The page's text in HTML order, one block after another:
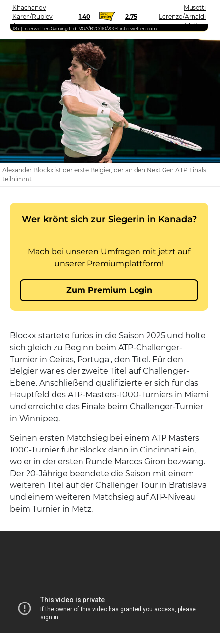
Khachanov
Karen/Rublev
Andrey
1.40 2.75
Musetti
Lorenzo/Arnaldi
Matteo
18+ | Interwetten Gaming Ltd. MGA/B2C/110/2004 interwetten.com
Alexander Blockx ist der erste Belgier, der an den Next Gen ATP Finals
teilnimmt.
Blockx startete furios in die Saison 2025 und holte
sich gleich zu Beginn beim ATP-Challenger-
Turnier in Oeiras, Portugal, den Titel. Für den
Belgier war es der zweite Titel auf Challenger-
Ebene. Anschließend qualifizierte er sich für das
Hauptfeld des ATP-Masters-1000-Turniers in Miami
und erreichte das Finale beim Challenger-Turnier
in Winnipeg.
Seinen ersten Matchsieg bei einem ATP Masters
1000-Turnier fuhr Blockx dann in Cincinnati ein,
wo er in der ersten Runde Marcos Giron bezwang.
Der 20-Jährige beendete die Saison mit einem
weiteren Titel auf der Challenger Tour in Bratislava
und einem weiteren Matchsieg auf ATP-Niveau
beim Turnier in Metz.